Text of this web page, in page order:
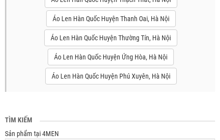
Áo Len Hàn Quốc Huyện Thanh Oai, Hà Nội
Áo Len Hàn Quốc Huyện Thường Tín, Hà Nội
Áo Len Hàn Quốc Huyện Ứng Hòa, Hà Nội
Áo Len Hàn Quốc Huyện Phú Xuyên, Hà Nội
TÌM KIẾM
Sản phẩm tại 4MEN